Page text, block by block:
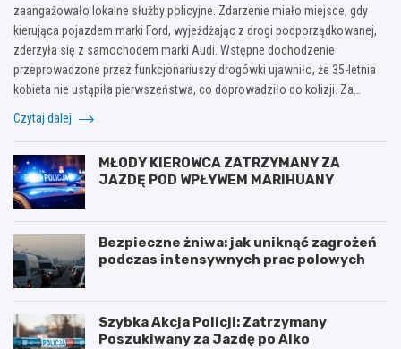
zaangażowało lokalne służby policyjne. Zdarzenie miało miejsce, gdy
kierująca pojazdem marki Ford, wyjeżdżając z drogi podporządkowanej,
zderzyła się z samochodem marki Audi. Wstępne dochodzenie
przeprowadzone przez funkcjonariuszy drogówki ujawniło, że 35-letnia
kobieta nie ustąpiła pierwszeństwa, co doprowadziło do kolizji. Za…
Czytaj dalej
MŁODY KIEROWCA ZATRZYMANY ZA
JAZDĘ POD WPŁYWEM MARIHUANY
Bezpieczne żniwa: jak uniknąć zagrożeń
podczas intensywnych prac polowych
Szybka Akcja Policji: Zatrzymany
Poszukiwany za Jazdę po Alko